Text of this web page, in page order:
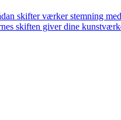
skifter værker stemning
skiften giver dine